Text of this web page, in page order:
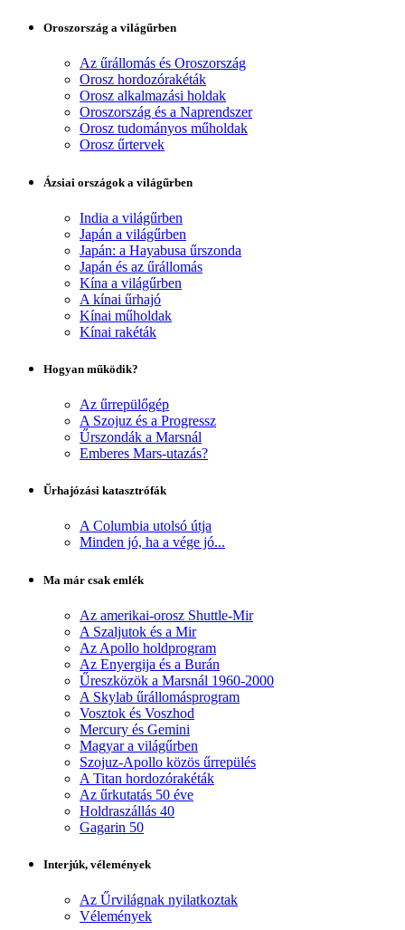
Oroszország a világűrben
Az űrállomás és Oroszország
Orosz hordozórakéták
Orosz alkalmazási holdak
Oroszország és a Naprendszer
Orosz tudományos műholdak
Orosz űrtervek
Ázsiai országok a világűrben
India a világűrben
Japán a világűrben
Japán: a Hayabusa űrszonda
Japán és az űrállomás
Kína a világűrben
A kínai űrhajó
Kínai műholdak
Kínai rakéták
Hogyan működik?
Az űrrepülőgép
A Szojuz és a Progressz
Űrszondák a Marsnál
Emberes Mars-utazás?
Űrhajózási katasztrófák
A Columbia utolsó útja
Minden jó, ha a vége jó...
Ma már csak emlék
Az amerikai-orosz Shuttle-Mir
A Szaljutok és a Mir
Az Apollo holdprogram
Az Enyergija és a Burán
Űreszközök a Marsnál 1960-2000
A Skylab űrállomásprogram
Vosztok és Voszhod
Mercury és Gemini
Magyar a világűrben
Szojuz-Apollo közös űrrepülés
A Titan hordozórakéták
Az űrkutatás 50 éve
Holdraszállás 40
Gagarin 50
Interjúk, vélemények
Az Űrvilágnak nyilatkoztak
Vélemények